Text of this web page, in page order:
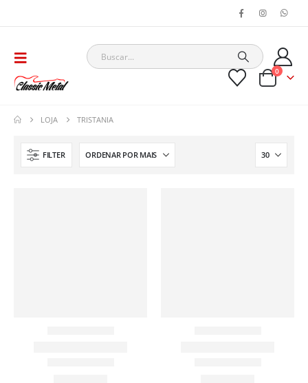
0
LOJA TRISTANIA
FILTER